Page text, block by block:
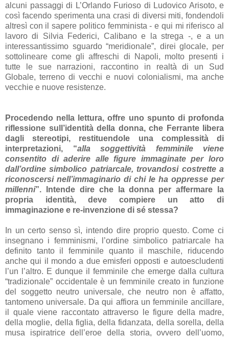
alcuni passaggi di L’Orlando Furioso di Ludovico Arisoto, e
così facendo sperimenta una crasi di diversi miti, fondendoli
altresì con il sapere politico femminista - e qui mi riferisco al
lavoro di Silvia Federici, Calibano e la strega -, e a un
interessantissimo sguardo “meridionale”, direi glocale, per
sottolineare come gli affreschi di Napoli, molto presenti i
tutte le sue narrazioni, raccontino in realtà di un Sud
Globale, terreno di vecchi e nuovi colonialismi, ma anche
vecchie e nuove resistenze.
Procedendo nella lettura, offre uno spunto di profonda
riflessione sull’identità della donna, che Ferrante libera
dagli stereotipi, restituendole una complessità di
interpretazioni, “alla soggettività femminile viene
consentito di aderire alle figure immaginate per loro
dall’ordine simbolico patriarcale, trovandosi costrette a
riconoscersi nell’immaginario di chi le ha oppresse per
millenni”. Intende dire che la donna per affermare la
propria identità, deve compiere un atto di
immaginazione e re-invenzione di sé stessa?
In un certo senso sì, intendo dire proprio questo. Come ci
insegnano i femminismi, l’ordine simbolico patriarcale ha
definito tanto il femminile quanto il maschile, riducendo
anche qui il mondo a due emisferi opposti e autoescludenti
l’un l’altro. E dunque il femminile che emerge dalla cultura
“tradizionale” occidentale è un femminile creato in funzione
del soggetto neutro universale, che neutro non è affatto,
tantomeno universale. Da qui affiora un femminile ancillare,
il quale viene raccontato attraverso le figure della madre,
della moglie, della figlia, della fidanzata, della sorella, della
musa ispiratrice dell’eroe della storia, ovvero dell’uomo,